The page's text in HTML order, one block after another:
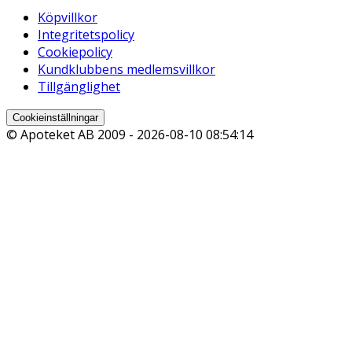
Köpvillkor
Integritetspolicy
Cookiepolicy
Kundklubbens medlemsvillkor
Tillgänglighet
Cookieinställningar
© Apoteket AB 2009 - 2026-08-10 08:54:14